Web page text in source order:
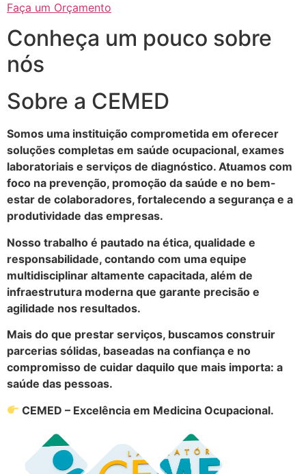
Faça um Orçamento
Conheça um pouco sobre
nós
Sobre a CEMED
Somos uma instituição comprometida em oferecer
soluções completas em saúde ocupacional, exames
laboratoriais e serviços de diagnóstico. Atuamos com
foco na prevenção, promoção da saúde e no bem-
estar de colaboradores, fortalecendo a segurança e a
produtividade das empresas.
Nosso trabalho é pautado na ética, qualidade e
responsabilidade, contando com uma equipe
multidisciplinar altamente capacitada, além de
infraestrutura moderna que garante precisão e
agilidade nos resultados.
Mais do que prestar serviços, buscamos construir
parcerias sólidas, baseadas na confiança e no
compromisso de cuidar daquilo que mais importa: a
saúde das pessoas.
CEMED – Excelência em Medicina Ocupacional.